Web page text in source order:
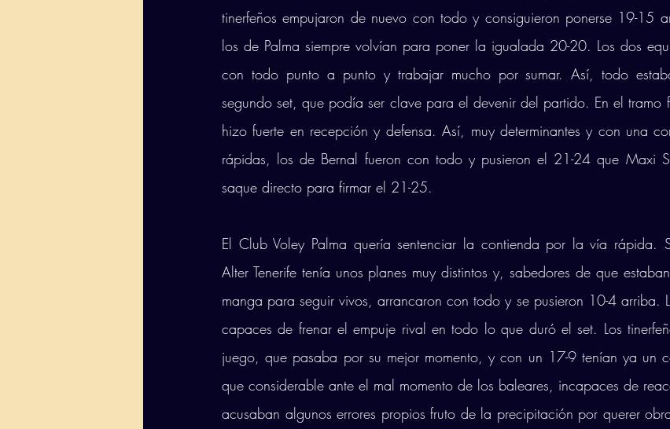
tinerfeños empujaron de nuevo con todo y consiguieron ponerse 19-15
los de Palma siempre volvían para poner la igualada 20-20. Los dos
con todo punto a punto y trabajar mucho por sumar. Así, todo
segundo set, que podía ser clave para el devenir del partido. En el tramo
hizo fuerte en recepción y defensa. Así, muy determinantes y con una
rápidas, los de Bernal fueron con todo y pusieron el 21-24 que Maxi
saque directo para firmar el 21-25.
El Club Voley Palma quería sentenciar la contienda por la vía rápida.
Alter Tenerife tenía unos planes muy distintos y, sabedores de que
manga para seguir vivos, arrancaron con todo y se pusieron 10-4 arriba.
capaces de frenar el empuje rival en todo lo que duró el set. Los
juego, que pasaba por su mejor momento, y con un 17-9 tenían ya un
que considerable ante el mal momento de los baleares, incapaces de
acusaban algunos errores propios fruto de la precipitación por querer